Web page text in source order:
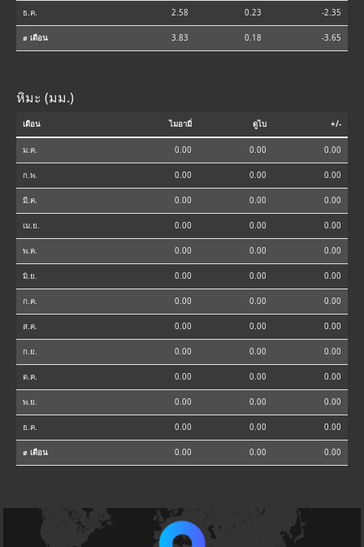
ธ.ค. 2.58 0.23 -2.35
⌀ เดือน 3.83 0.18 -3.65
หิมะ (มม.)
เดือน ไมอามี่ ดูไบ +/-
ม.ค. 0.00 0.00 0.00
ก.พ. 0.00 0.00 0.00
มี.ค. 0.00 0.00 0.00
เม.ย. 0.00 0.00 0.00
พ.ค. 0.00 0.00 0.00
มิ.ย. 0.00 0.00 0.00
ก.ค. 0.00 0.00 0.00
ส.ค. 0.00 0.00 0.00
ก.ย. 0.00 0.00 0.00
ต.ค. 0.00 0.00 0.00
พ.ย. 0.00 0.00 0.00
ธ.ค. 0.00 0.00 0.00
⌀ เดือน 0.00 0.00 0.00